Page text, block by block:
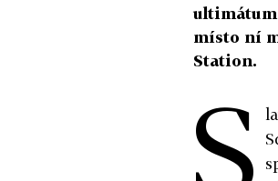
místo ní
Station.
S